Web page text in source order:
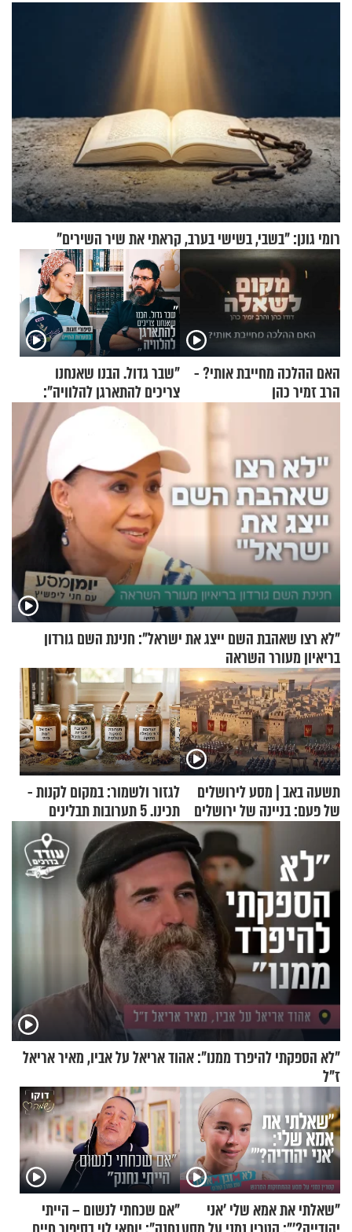
מקובלי צפת
רומי גונן: "בשבי, בשישי בערב, קראתי את שיר השירים"
האם ההלכה מחייבת אותי? -
הרב זמיר כהן
"שבר גדול. הבנו שאנחנו
צריכים להתארגן להלוויה":
זוגיות במבחן, הפעם עם מרים
וגד דנינו
"לא רצו שאהבת השם ייצג את ישראל": חנינת השם גורדון
בריאיון מעורר השראה
תשעה באב | מסע לירושלים
של פעם: בניינה של ירושלים
לגזור ולשמור: במקום לקנות -
תכינו. 5 תערובות תבלינים
שמתאימות להכל
"לא הספקתי להיפרד ממנו": אהוד אריאל על אביו, מאיר אריאל
ז"ל
"שאלתי את אמא שלי 'אני
"אם שכחתי לנשום – הייתי